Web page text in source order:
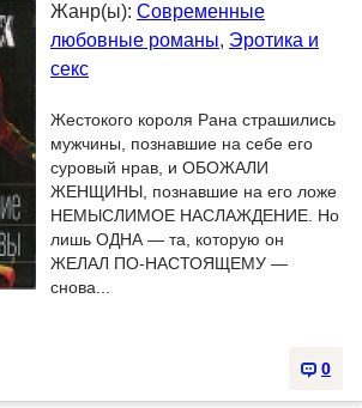
Жанр(ы): Современные
любовные романы, Эротика и
секс
Жестокого короля Рана страшились
мужчины, познавшие на себе его
суровый нрав, и ОБОЖАЛИ
ЖЕНЩИНЫ, познавшие на его ложе
НЕМЫСЛИМОЕ НАСЛАЖДЕНИЕ. Но
лишь ОДНА — та, которую он
ЖЕЛАЛ ПО-НАСТОЯЩЕМУ —
снова...
0